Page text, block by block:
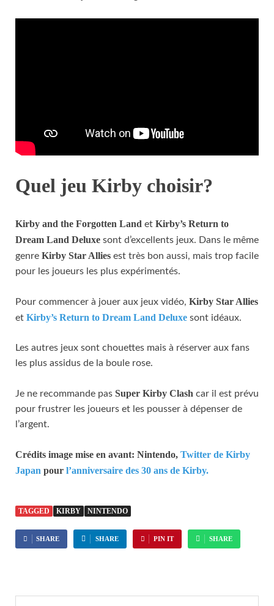
Quel jeu Kirby choisir?
Kirby and the Forgotten Land et Kirby’s Return to
Dream Land Deluxe sont d’excellents jeux. Dans le même
genre Kirby Star Allies est très bon aussi, mais trop facile
pour les joueurs les plus expérimentés.
Pour commencer à jouer aux jeux vidéo, Kirby Star Allies
et Kirby’s Return to Dream Land Deluxe sont idéaux.
Les autres jeux sont chouettes mais à réserver aux fans
les plus assidus de la boule rose.
Je ne recommande pas Super Kirby Clash car il est prévu
pour frustrer les joueurs et les pousser à dépenser de
l’argent.
Crédits image mise en avant: Nintendo, Twitter de Kirby
Japan pour l’anniversaire des 30 ans de Kirby.
TAGGED KIRBY NINTENDO
SHARE SHARE PIN IT SHARE